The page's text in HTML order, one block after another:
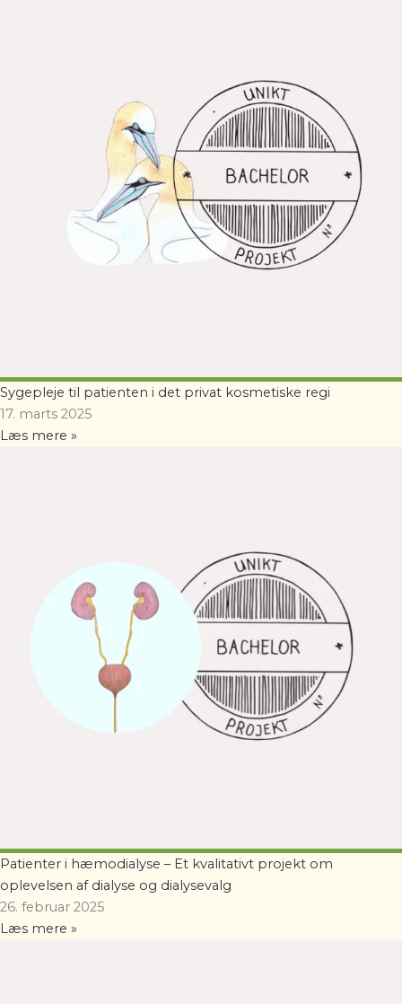
Sygepleje til patienten i det privat kosmetiske regi
17. marts 2025
Læs mere »
Patienter i hæmodialyse – Et kvalitativt projekt om
oplevelsen af dialyse og dialysevalg
26. februar 2025
Læs mere »